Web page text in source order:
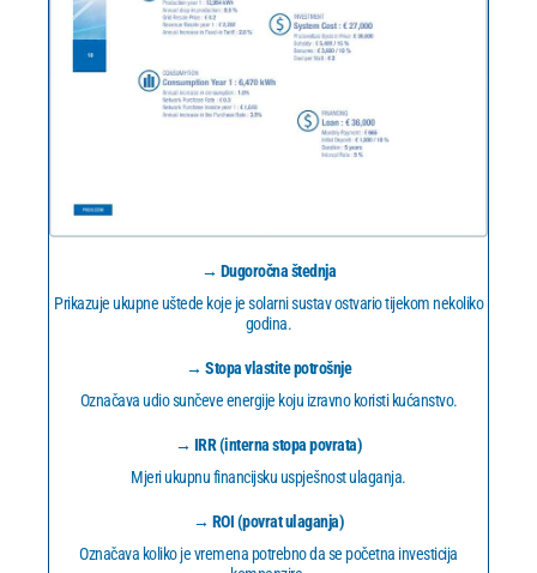
→ Dugoročna štednja
Prikazuje ukupne uštede koje je solarni sustav ostvario tijekom nekoliko
godina.
→ Stopa vlastite potrošnje
Označava udio sunčeve energije koju izravno koristi kućanstvo.
→ IRR (interna stopa povrata)
Mjeri ukupnu financijsku uspješnost ulaganja.
→ ROI (povrat ulaganja)
Označava koliko je vremena potrebno da se početna investicija